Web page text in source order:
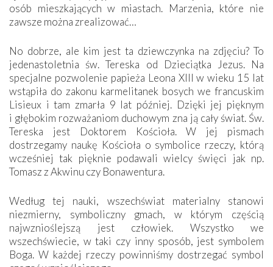
osób mieszkających w miastach. Marzenia, które nie
zawsze można zrealizować…
No dobrze, ale kim jest ta dziewczynka na zdjęciu? To
jedenastoletnia św. Tereska od Dzieciątka Jezus. Na
specjalne pozwolenie papieża Leona XIII w wieku 15 lat
wstąpiła do zakonu karmelitanek bosych we francuskim
Lisieux i tam zmarła 9 lat później. Dzięki jej pięknym
i głębokim rozważaniom duchowym zna ją cały świat. Św.
Tereska jest Doktorem Kościoła. W jej pismach
dostrzegamy naukę Kościoła o symbolice rzeczy, którą
wcześniej tak pięknie podawali wielcy święci jak np.
Tomasz z Akwinu czy Bonawentura.
Według tej nauki, wszechświat materialny stanowi
niezmierny, symboliczny gmach, w którym częścią
najwznioślejszą jest człowiek. Wszystko we
wszechświecie, w taki czy inny sposób, jest symbolem
Boga. W każdej rzeczy powinniśmy dostrzegać symbol